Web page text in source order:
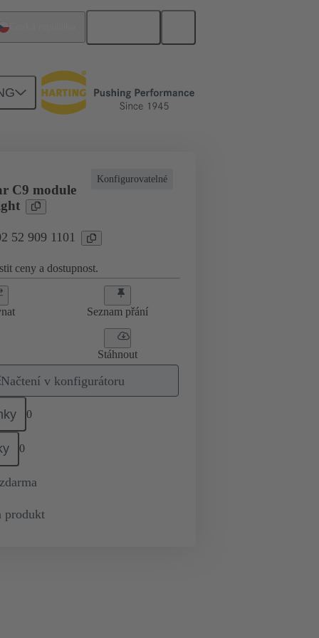
desky k dceřiné kartě 02 52 909 1101
Konfigurovatelné
C9 module
52 909 1101
ceny a dostupnost.
Seznam přání
Stáhnout
Načtení v konfigurátoru
0
0
produkt